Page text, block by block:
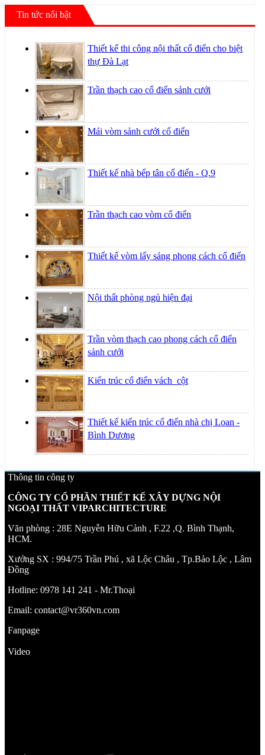
Tin tức nổi bật
Thiết kế thi công nội thất cổ điển cho biệt
thự Đà Lạt
Trần thạch cao cổ điển sảnh cưới
Mái vòm sảnh cưới cổ điển
Thiết kế nhà bếp tân cổ điển - Q.9
Trần thạch cao vòm cổ điển
Thiết kế vòm lấy sáng phong cách cổ điển
Nội thất phòng ngủ hiện đại
Trần vòm thạch cao phong cách cổ điển
sảnh cưới
Kiến trúc cổ điển vách_cột
Thiết kế kiến trúc cổ điển nhà chị Loan -
Bình Dương
Thông tin công ty
CÔNG TY CỔ PHẦN THIẾT KẾ XÂY DỰNG NỘI
NGOẠI THẤT VIPARCHITECTURE
Văn phòng : 28E Nguyễn Hữu Cảnh , F.22 ,Q. Bình Thạnh,
HCM.
Xưởng SX : 994/75 Trần Phú , xã Lộc Châu , Tp.Bảo Lộc , Lâm
Đồng
Hotline: 0978 141 241 - Mr.Thoại
Email: contact@vr360vn.com
Fanpage
Video